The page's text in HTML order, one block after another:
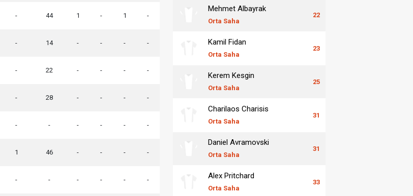
- 44 1 - 1 -
- 14 - - - -
- 22 - - - -
- 28 - - - -
- - - - - -
1 46 - - - -
- - - - - -
Mehmet Albayrak
Orta Saha
22
Kamil Fidan
Orta Saha
23
Kerem Kesgin
Orta Saha
25
Charilaos Charisis
Orta Saha
31
Daniel Avramovski
Orta Saha
31
Alex Pritchard
Orta Saha
33